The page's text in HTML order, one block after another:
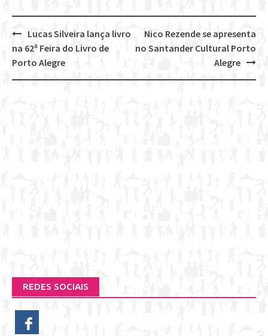
Post
navigation
Nico Rezende se apresenta
no Santander Cultural Porto
Alegre
Lucas Silveira lança livro
na 62ª Feira do Livro de
Porto Alegre
REDES SOCIAIS